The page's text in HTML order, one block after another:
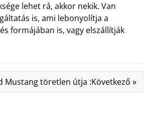
lehet rá, akkor nekik. Van
is, ami lebonyolítja a
formájában is, vagy elszállítják
Mustang töretlen útja :Következő »